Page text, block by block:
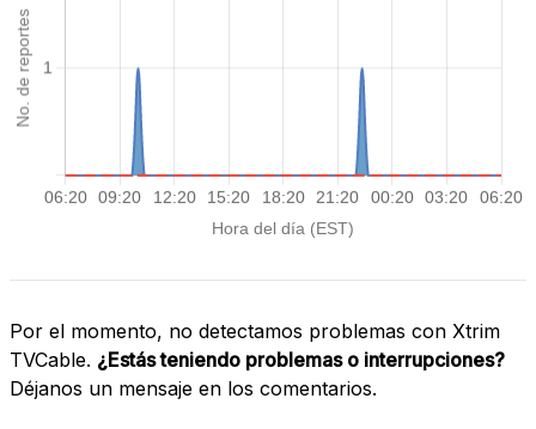
Por el momento, no detectamos problemas con Xtrim
TVCable. ¿Estás teniendo problemas o interrupciones?
Déjanos un mensaje en los comentarios.